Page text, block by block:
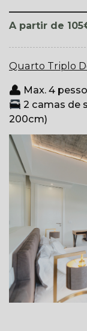
A partir de
Quarto Triplo
Max. 4
2 camas de
200cm)